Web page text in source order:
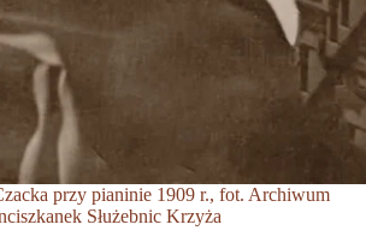
przy pianinie 1909 r., fot. Archiwum
Służebnic Krzyża